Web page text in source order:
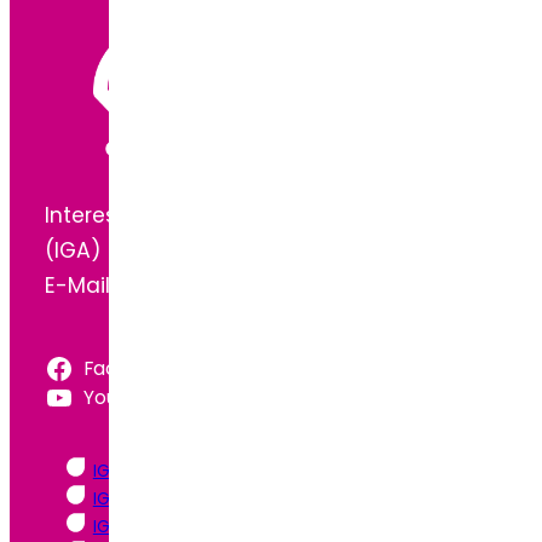
Interessengemeinschaft Arthrogryposis
(IGA) e.V.
E-Mail:
Facebook
YouTube
IGA Flyer | Deutsch
IGA Flyer | Englisch – English
IGA Flyer | Russisch – Pусский